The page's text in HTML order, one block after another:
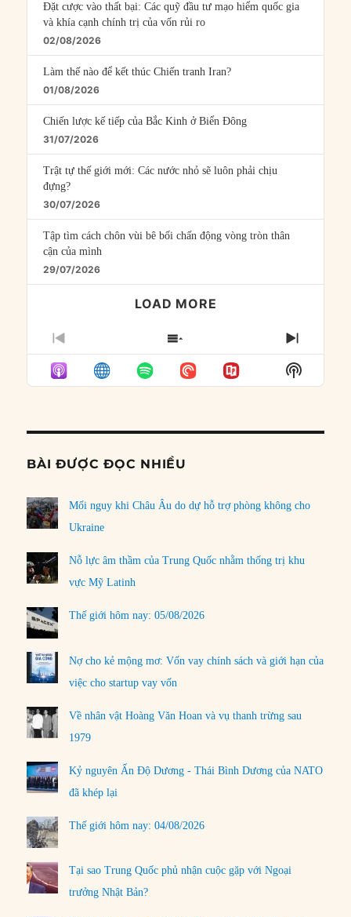
Đặt cược vào thất bại: Các quỹ đầu tư mạo hiểm quốc gia
và khía cạnh chính trị của vốn rủi ro
02/08/2026
Làm thế nào để kết thúc Chiến tranh Iran?
01/08/2026
Chiến lược kế tiếp của Bắc Kinh ở Biển Đông
31/07/2026
Trật tự thế giới mới: Các nước nhỏ sẽ luôn phải chịu
đựng?
30/07/2026
Tập tìm cách chôn vùi bê bối chấn động vòng tròn thân
cận của mình
29/07/2026
LOAD MORE
PREVIOUS
EPISODE
SHOW
EPISODES
LIST
NEXT
Show
Podcast
BÀI ĐƯỢC ĐỌC NHIỀU
Mối nguy khi Châu Âu do dự hỗ trợ phòng không cho
Ukraine
Nỗ lực âm thầm của Trung Quốc nhằm thống trị khu
vực Mỹ Latinh
Thế giới hôm nay: 05/08/2026
Nợ cho kẻ mộng mơ: Vốn vay chính sách và giới hạn của
việc cho startup vay vốn
Về nhân vật Hoàng Văn Hoan và vụ thanh trừng sau
1979
Kỷ nguyên Ấn Độ Dương - Thái Bình Dương của NATO
đã khép lại
Thế giới hôm nay: 04/08/2026
Tại sao Trung Quốc phủ nhận cuộc gặp với Ngoại
trưởng Nhật Bản?